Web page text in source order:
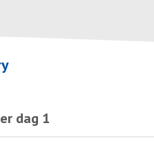
dag 1